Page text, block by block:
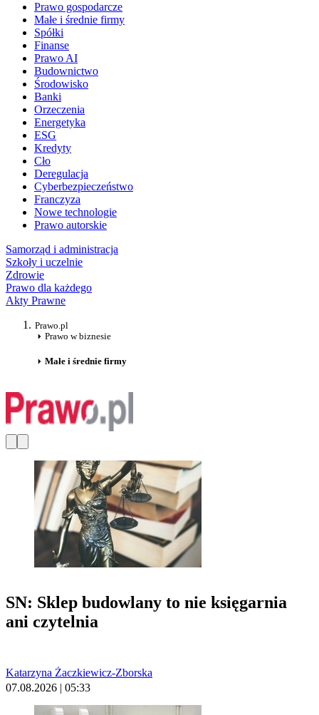
Prawo gospodarcze
Małe i średnie firmy
Spółki
Finanse
Prawo AI
Budownictwo
Środowisko
Banki
Orzeczenia
Energetyka
ESG
Kredyty
Cło
Deregulacja
Cyberbezpieczeństwo
Franczyza
Nowe technologie
Prawo autorskie
Samorząd i administracja
Szkoły i uczelnie
Zdrowie
Prawo dla każdego
Akty Prawne
Prawo.pl
Prawo w biznesie
Małe i średnie firmy
SN: Sklep budowlany to nie księgarnia
ani czytelnia
Katarzyna Żaczkiewicz-Zborska
07.08.2026 | 05:33